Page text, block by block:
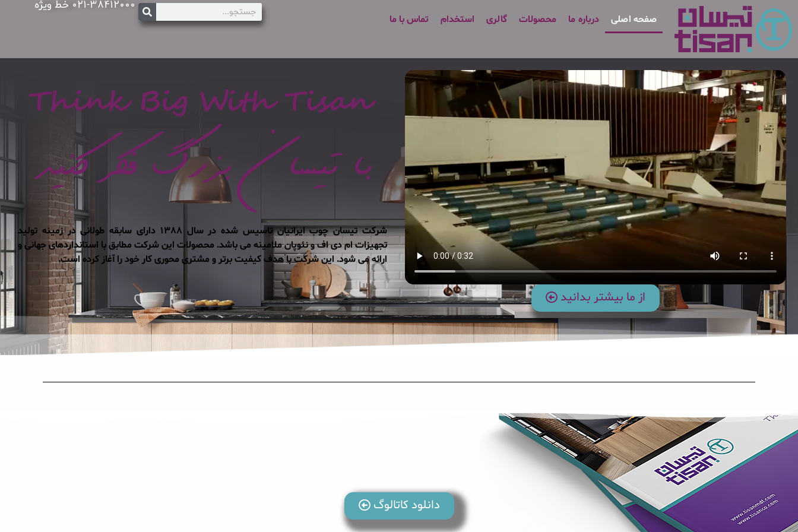
صفحه اصلی درباره ما محصولات گالری استخدام تماس با ما
۰۲۱-۳۸۴۱۲۰۰۰ خط ویژه
از ما بیشتر بدانید
شرکت تیسان چوب ایرانیان تاسیس شده در سال ۱۳۸۸ دارای سابقه طولانی در زمینه تولید
تجهیزات ام دی اف و نئوپان ملامینه می باشد. محصولات این شرکت مطابق با استانداردهای جهانی و
ارائه می شود. این شرکت با هدف کیفیت برتر و مشتری محوری کار خود را آغاز کرده است.
دانلود کاتالوگ